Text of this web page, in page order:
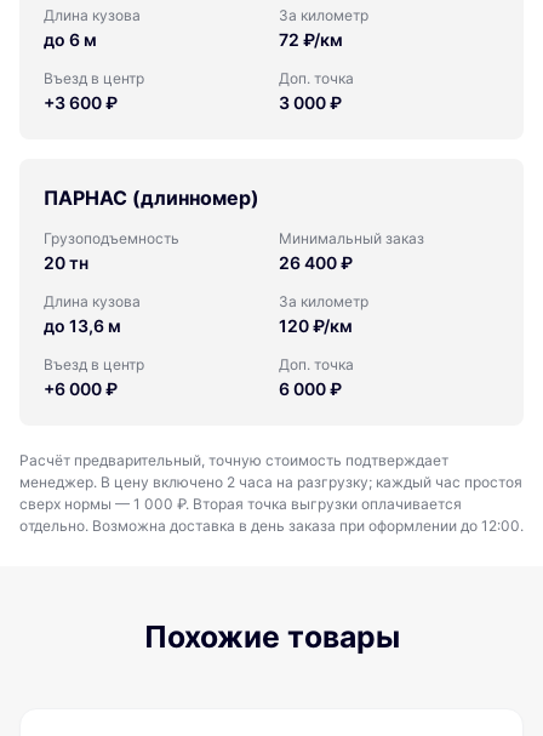
Длина кузова
до 6 м
За километр
72 ₽/км
Въезд в центр
+3 600 ₽
Доп. точка
3 000 ₽
ПАРНАС (длинномер)
Грузоподъемность
20 тн
Минимальный заказ
26 400 ₽
Длина кузова
до 13,6 м
За километр
120 ₽/км
Въезд в центр
+6 000 ₽
Доп. точка
6 000 ₽
Расчёт предварительный, точную стоимость подтверждает
менеджер. В цену включено 2 часа на разгрузку; каждый час простоя
сверх нормы — 1 000 ₽. Вторая точка выгрузки оплачивается
отдельно. Возможна доставка в день заказа при оформлении до 12:00.
Похожие товары